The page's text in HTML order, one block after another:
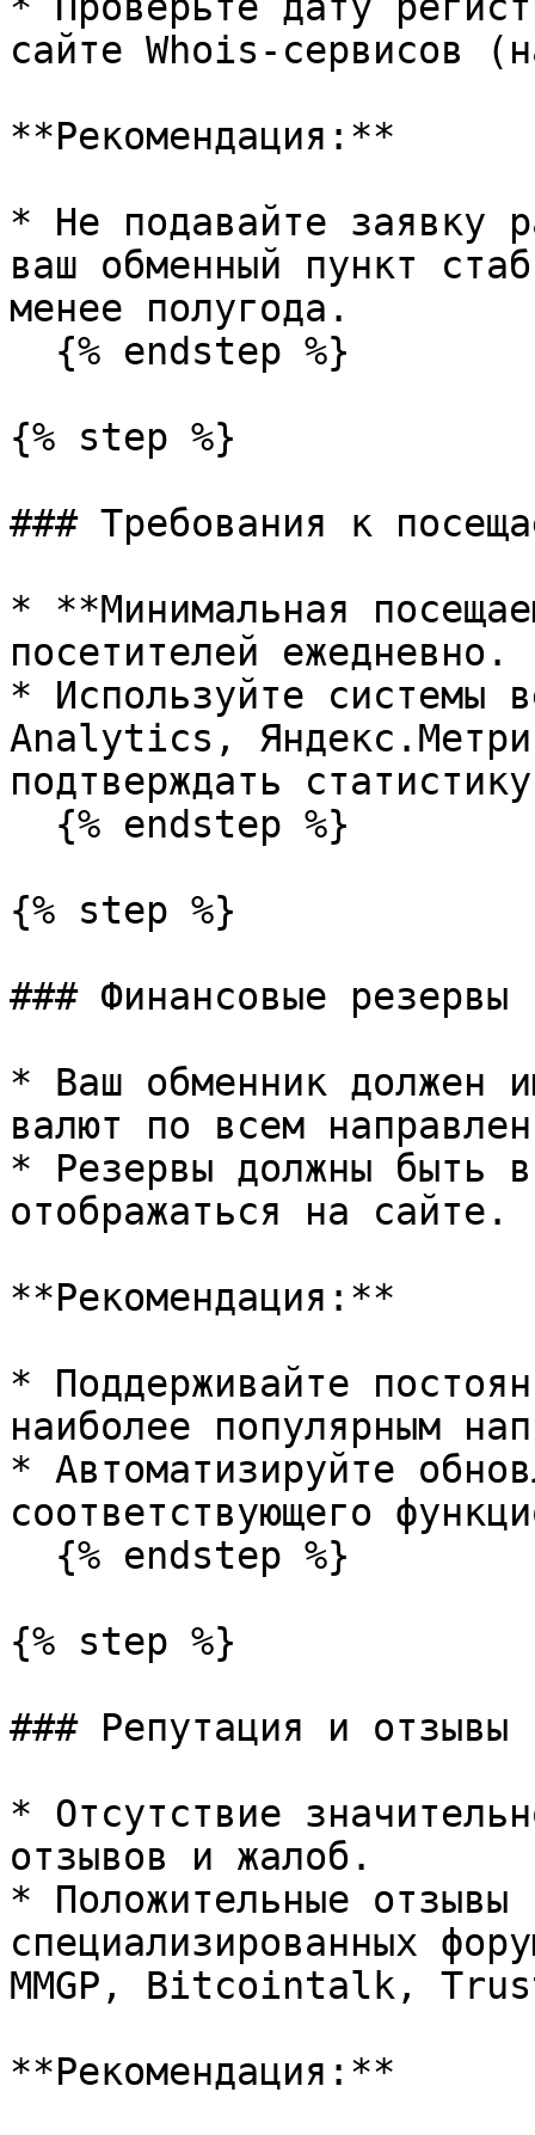
сайте Whois-сервисов
**Рекомендация:**
* Не подавайте заявку
ваш обменный пункт
менее полугода.
{% step %}
### Требования к
* **Минимальная
посетителей ежедневно.
* Используйте системы
Analytics,
подтверждать
{% step %}
### Финансовые резервы
* Ваш обменник должен
валют по всем
* Резервы должны быть
отображаться на сайте.
**Рекомендация:**
* Поддерживайте
наиболее популярным
* Автоматизируйте
соответствующего
{% step %}
### Репутация и отзывы
* Отсутствие
отзывов и жалоб.
* Положительные
специализированных
MMGP, Bitcointalk,
**Рекомендация:**